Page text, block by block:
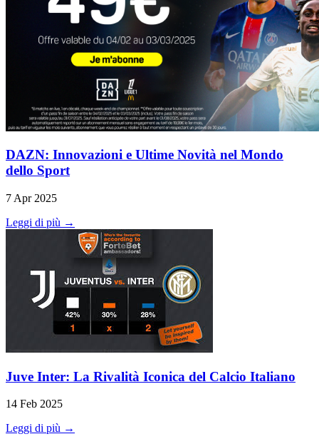
DAZN: Innovazioni e Ultime Novità nel Mondo
dello Sport
7 Apr 2025
Leggi di più →
Juve Inter: La Rivalità Iconica del Calcio Italiano
14 Feb 2025
Leggi di più →